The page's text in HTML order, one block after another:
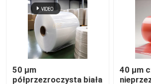
Film BOPP
Folia ochronna PE
50 µm
półprzezroczysta biała
40 μm